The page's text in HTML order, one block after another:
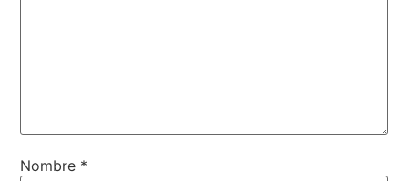
Nombre *